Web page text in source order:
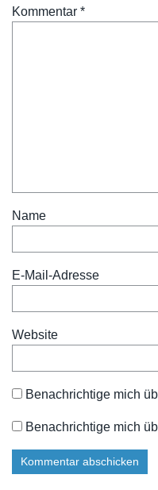
Kommentar *
Name
E-Mail-Adresse
Website
Benachrichtige mich
Benachrichtige mich